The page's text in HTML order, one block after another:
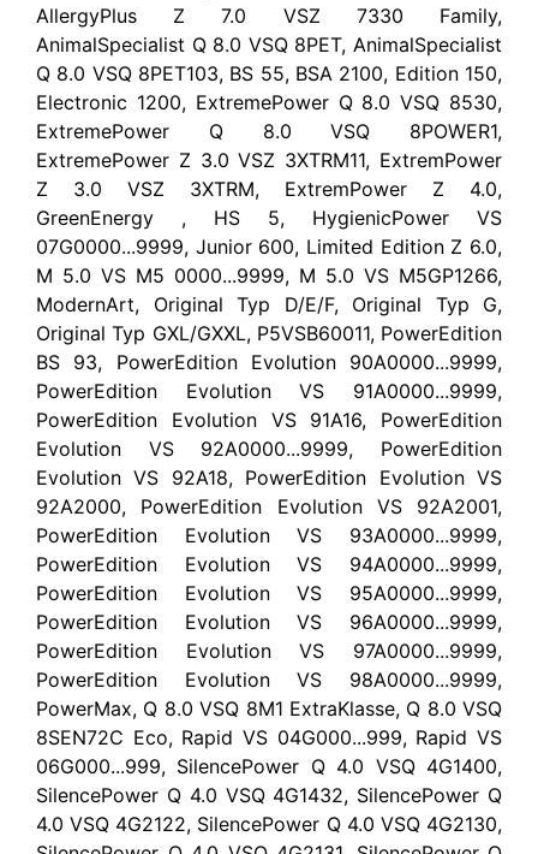
AllergyPlus Z 7.0 VSZ 7330 Family,
AnimalSpecialist Q 8.0 VSQ 8PET, AnimalSpecialist
Q 8.0 VSQ 8PET103, BS 55, BSA 2100, Edition 150,
Electronic 1200, ExtremePower Q 8.0 VSQ 8530,
ExtremePower Q 8.0 VSQ 8POWER1,
ExtremePower Z 3.0 VSZ 3XTRM11, ExtremPower
Z 3.0 VSZ 3XTRM, ExtremPower Z 4.0,
GreenEnergy , HS 5, HygienicPower VS
07G0000...9999, Junior 600, Limited Edition Z 6.0,
M 5.0 VS M5 0000...9999, M 5.0 VS M5GP1266,
ModernArt, Original Typ D/E/F, Original Typ G,
Original Typ GXL/GXXL, P5VSB60011, PowerEdition
BS 93, PowerEdition Evolution 90A0000...9999,
PowerEdition Evolution VS 91A0000...9999,
PowerEdition Evolution VS 91A16, PowerEdition
Evolution VS 92A0000...9999, PowerEdition
Evolution VS 92A18, PowerEdition Evolution VS
92A2000, PowerEdition Evolution VS 92A2001,
PowerEdition Evolution VS 93A0000...9999,
PowerEdition Evolution VS 94A0000...9999,
PowerEdition Evolution VS 95A0000...9999,
PowerEdition Evolution VS 96A0000...9999,
PowerEdition Evolution VS 97A0000...9999,
PowerEdition Evolution VS 98A0000...9999,
PowerMax, Q 8.0 VSQ 8M1 ExtraKlasse, Q 8.0 VSQ
8SEN72C Eco, Rapid VS 04G000...999, Rapid VS
06G000...999, SilencePower Q 4.0 VSQ 4G1400,
SilencePower Q 4.0 VSQ 4G1432, SilencePower Q
4.0 VSQ 4G2122, SilencePower Q 4.0 VSQ 4G2130,